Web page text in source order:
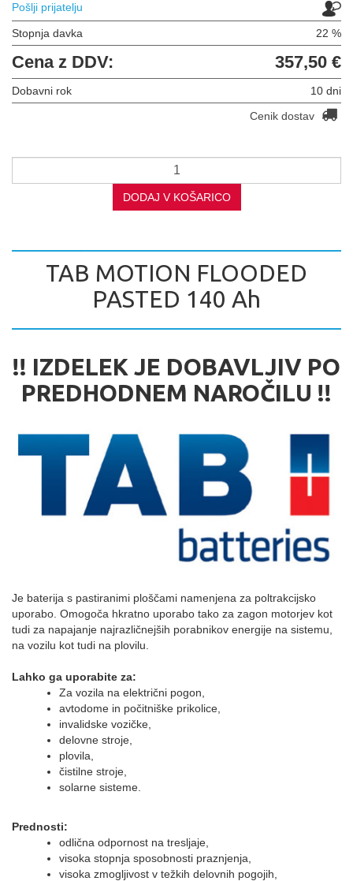
Pošlji prijatelju
Stopnja davka 22 %
Cena z DDV: 357,50 €
Dobavni rok
10 dni
Cenik dostav
DODAJ V KOŠARICO
TAB MOTION FLOODED
PASTED 140 Ah
!! IZDELEK JE DOBAVLJIV PO
PREDHODNEM NAROČILU !!
Je baterija s pastiranimi ploščami namenjena za poltrakcijsko
uporabo. Omogoča hkratno uporabo tako za zagon motorjev kot
tudi za napajanje najrazličnejših porabnikov energije na sistemu,
na vozilu kot tudi na plovilu.
Lahko ga uporabite za:
Za vozila na električni pogon,
avtodome in počitniške prikolice,
invalidske vozičke,
delovne stroje,
plovila,
čistilne stroje,
solarne sisteme.
Prednosti:
odlična odpornost na tresljaje,
visoka stopnja sposobnosti praznjenja,
visoka zmogljivost v težkih delovnih pogojih,